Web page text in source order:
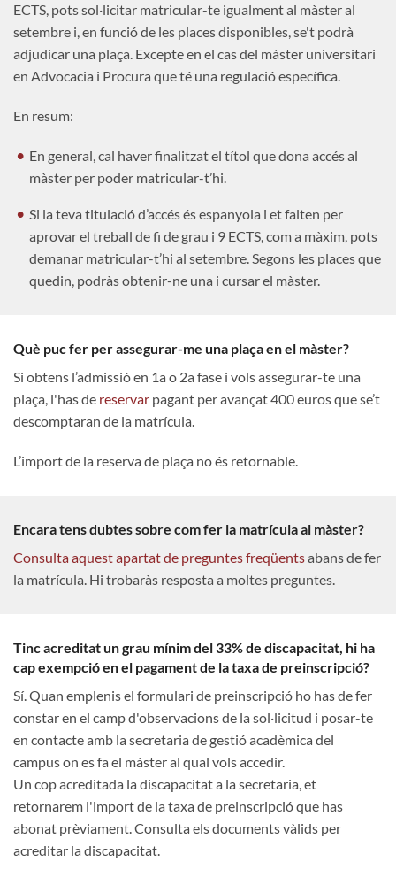
ECTS, pots sol·licitar matricular-te igualment al màster al
setembre i, en funció de les places disponibles, se't podrà
adjudicar una plaça. Excepte en el cas del màster universitari
en Advocacia i Procura que té una regulació específica.
En resum:
En general, cal haver finalitzat el títol que dona accés al
màster per poder matricular-t’hi.
Si la teva titulació d’accés és espanyola i et falten per
aprovar el treball de fi de grau i 9 ECTS, com a màxim, pots
demanar matricular-t’hi al setembre. Segons les places que
quedin, podràs obtenir-ne una i cursar el màster.
Què puc fer per assegurar-me una plaça en el màster?
Si obtens l’admissió en 1a o 2a fase i vols assegurar-te una
plaça, l'has de reservar pagant per avançat 400 euros que se’t
descomptaran de la matrícula.
L’import de la reserva de plaça no és retornable.
Encara tens dubtes sobre com fer la matrícula al màster?
Consulta aquest apartat de preguntes freqüentsabans de fer
la matrícula. Hi trobaràs resposta a moltes preguntes.
Tinc acreditat un grau mínim del 33% de discapacitat, hi ha
cap exempció en el pagament de la taxa de preinscripció?
Sí. Quan emplenis el formulari de preinscripció ho has de fer
constar en el camp d'observacions de la sol·licitud i posar-te
en contacte amb la secretaria de gestió acadèmica del
campus on es fa el màster al qual vols accedir.
Un cop acreditada la discapacitat a la secretaria, et
retornarem l'import de la taxa de preinscripció que has
abonat prèviament. Consulta els documents vàlids per
acreditar la discapacitat.